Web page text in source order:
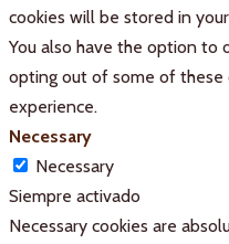
cookies will be stored in
You also have the option to
opting out of some of these
experience.
Necessary
Necessary
Siempre activado
Necessary cookies are